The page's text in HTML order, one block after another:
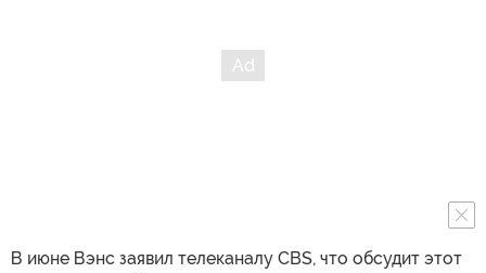
В июне Вэнс заявил телеканалу CBS, что обсудит этот